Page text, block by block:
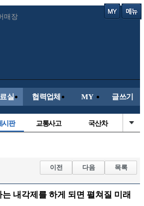
매장
실 협력업체 MY 글쓰기
시판 교통사고 국산차
자유사진 군사/무기
이전 다음 목록
내각제를 하게 되면 펼쳐질 미래